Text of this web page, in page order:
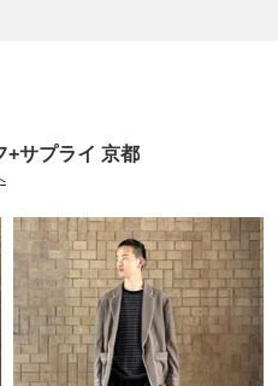
+サプライ 京都